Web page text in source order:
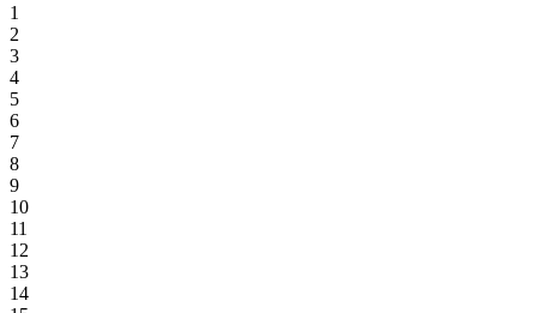
1
2
3
4
5
6
7
8
9
10
11
12
13
14